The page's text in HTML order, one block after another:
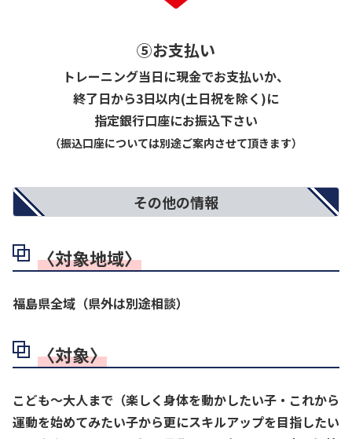
⑤お支払い
トレーニング当日に現金でお支払いか、
終了日から3日以内(土日祝を除く)に
指定銀行口座にお振込下さい
（振込口座については別途ご案内させて頂きます）
その他の情報
〈対象地域〉
福島県全域（県外は別途相談）
〈対象〉
こども〜大人まで（楽しく身体を動かしたい子・これから
運動を始めてみたい子から更にスキルアップを目指したい